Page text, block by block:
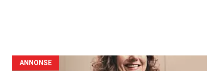
ANNONSE